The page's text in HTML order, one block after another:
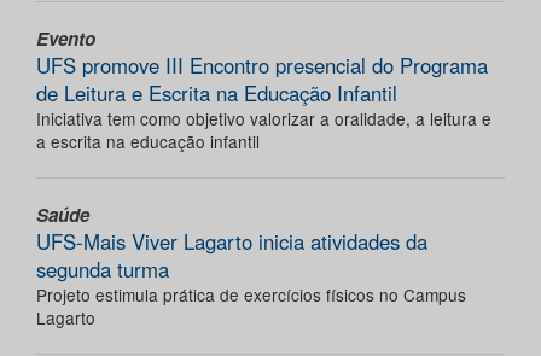
Evento
UFS promove III Encontro presencial do Programa
de Leitura e Escrita na Educação Infantil
Iniciativa tem como objetivo valorizar a oralidade, a leitura e
a escrita na educação infantil
Saúde
UFS-Mais Viver Lagarto inicia atividades da
segunda turma
Projeto estimula prática de exercícios físicos no Campus
Lagarto